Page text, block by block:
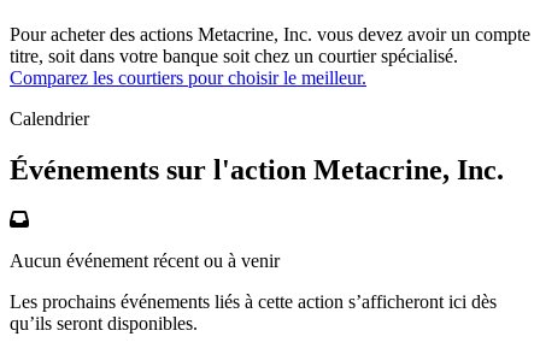
Pour acheter des actions Metacrine, Inc. vous devez avoir un compte
titre, soit dans votre banque soit chez un courtier spécialisé.
Comparez les courtiers pour choisir le meilleur.
Calendrier
Événements sur l'action Metacrine, Inc.
Aucun événement récent ou à venir
Les prochains événements liés à cette action s’afficheront ici dès
qu’ils seront disponibles.